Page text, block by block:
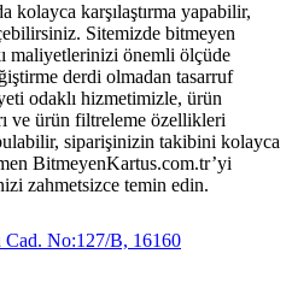
kolayca karşılaştırma yapabilir,
Sitemizde bitmeyen
maliyetlerinizi önemli ölçüde
derdi olmadan tasarruf
odaklı hizmetimizle, ürün
ve ürün filtreleme özellikleri
siparişinizin takibini kolayca
BitmeyenKartus.com.tr’yi
zahmetsizce temin edin.
Cad. No:127/B, 16160